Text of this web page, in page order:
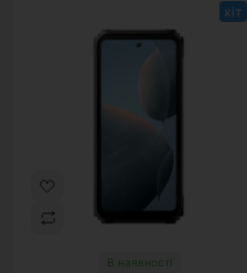
хіт
В наявності